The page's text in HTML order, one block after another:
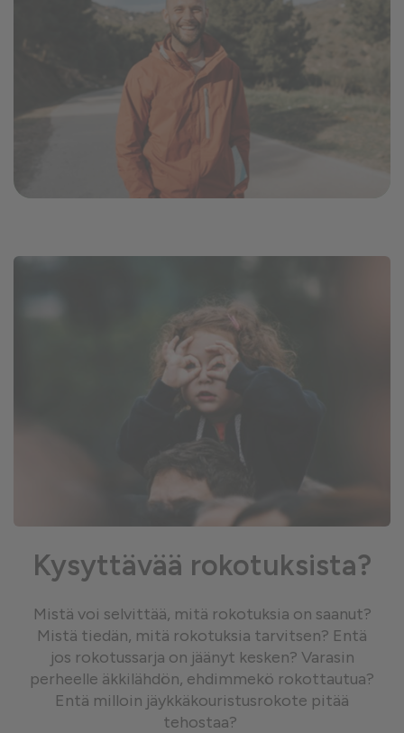
Kysyttävää rokotuksista?
Mistä voi selvittää, mitä rokotuksia on saanut?
Mistä tiedän, mitä rokotuksia tarvitsen? Entä
jos rokotussarja on jäänyt kesken? Varasin
perheelle äkkilähdön, ehdimmekö rokottautua?
Entä milloin jäykkäkouristusrokote pitää
tehostaa?